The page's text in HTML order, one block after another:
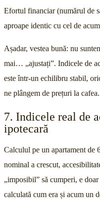
Efortul financiar (numărul de
aproape identic cu cel de
Așadar, vestea bună: nu
mai… „ajustați”. Indicele de
este într-un echilibru stabil,
ne plângem de prețuri la cafea.
7. Indicele real de
ipotecară
Calculul pe un apartament de
nominal a crescut,
„imposibil” să cumperi, e
calculată cum era și acum un